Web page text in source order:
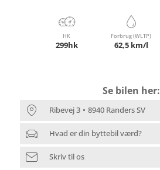
HK
299hk
Forbrug (WLTP)
62,5 km/l
Se bilen her:
Ribevej 3 8940 Randers SV
Hvad er din byttebil værd?
Skriv til os